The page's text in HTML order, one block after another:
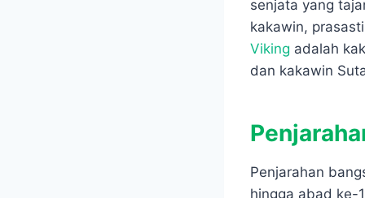
senjata yang
kakawin,
Viking adalah
dan kakawin
Penjarahan
hingga abad ke-